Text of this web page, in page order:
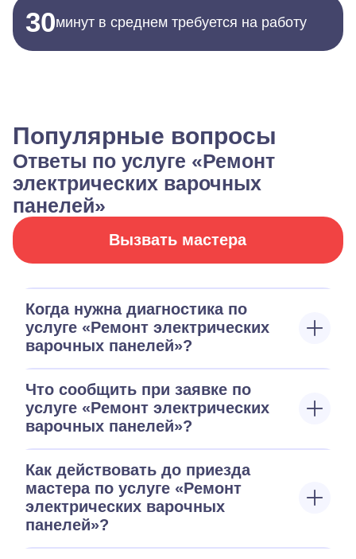
30минут в среднем требуется на работу
Популярные вопросы
Ответы по услуге «Ремонт
электрических варочных
панелей»
Вызвать мастера
Когда нужна диагностика по
услуге «Ремонт электрических
варочных панелей»?
Что сообщить при заявке по
услуге «Ремонт электрических
варочных панелей»?
Как действовать до приезда
мастера по услуге «Ремонт
электрических варочных
панелей»?